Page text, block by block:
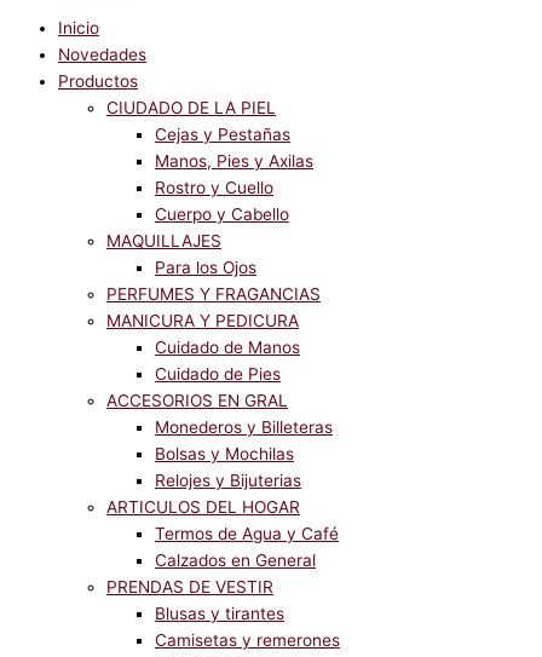
Inicio
Novedades
Productos
CIUDADO DE LA PIEL
Cejas y Pestañas
Manos, Pies y Axilas
Rostro y Cuello
Cuerpo y Cabello
MAQUILLAJES
Para los Ojos
PERFUMES Y FRAGANCIAS
MANICURA Y PEDICURA
Cuidado de Manos
Cuidado de Pies
ACCESORIOS EN GRAL
Monederos y Billeteras
Bolsas y Mochilas
Relojes y Bijuterias
ARTICULOS DEL HOGAR
Termos de Agua y Café
Calzados en General
PRENDAS DE VESTIR
Blusas y tirantes
Camisetas y remerones